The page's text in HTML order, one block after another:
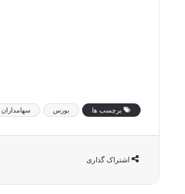
برچسب ها بورس سهامداران
اشتراک گذاری